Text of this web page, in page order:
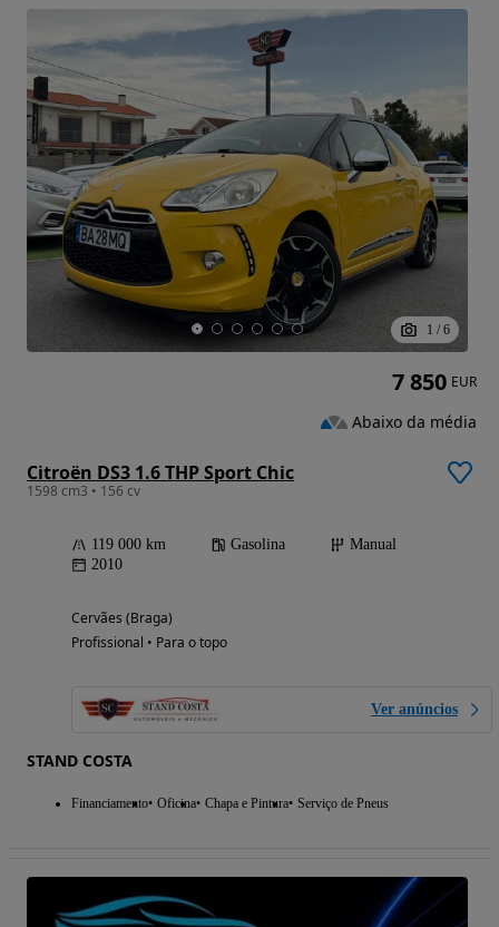
1 / 6
Citroën DS3 1.6 THP Sport Chic
1598 cm3 • 156 cv
119 000 km Gasolina
Manual
2010
Cervães (Braga)
Profissional • Para o topo
Ver anúncios
STAND COSTA
Financiamento Oficina Chapa e Pintura Serviço de Pneus
7 850 EUR
Abaixo da média